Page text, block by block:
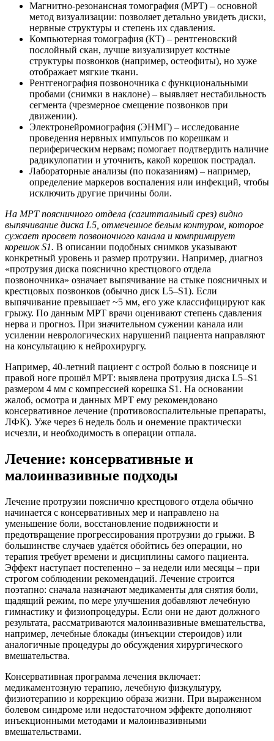
Магнитно-резонансная томография (МРТ) – основной
метод визуализации: позволяет детально увидеть диски,
нервные структуры и степень их сдавления.
Компьютерная томография (КТ) – рентгеновский
послойный скан, лучше визуализирует костные
структуры позвонков (например, остеофиты), но хуже
отображает мягкие ткани.
Рентгенография позвоночника с функциональными
пробами (снимки в наклоне) – выявляет нестабильность
сегмента (чрезмерное смещение позвонков при
движении).
Электронейромиография (ЭНМГ) – исследование
проведения нервных импульсов по корешкам и
периферическим нервам; помогает подтвердить наличие
радикулопатии и уточнить, какой корешок пострадал.
Лабораторные анализы (по показаниям) – например,
определение маркеров воспаления или инфекций, чтобы
исключить другие причины боли.
На МРТ поясничного отдела (сагиттальный срез) видно
выпячивание диска L5, отмеченное белым контуром, которое
сужает просвет позвоночного канала и компримирует
корешок S1. В описании подобных снимков указывают
конкретный уровень и размер протрузии. Например, диагноз
«протрузия диска пояснично крестцового отдела
позвоночника» означает выпячивание на стыке поясничных и
крестцовых позвонков (обычно диск L5–S1). Если
выпячивание превышает ~5 мм, его уже классифицируют как
грыжу. По данным МРТ врачи оценивают степень сдавления
нерва и прогноз. При значительном сужении канала или
усилении неврологических нарушений пациента направляют
на консультацию к нейрохирургу.
Например, 40-летний пациент с острой болью в пояснице и
правой ноге прошёл МРТ: выявлена протрузия диска L5–S1
размером 4 мм с компрессией корешка S1. На основании
жалоб, осмотра и данных МРТ ему рекомендовано
консервативное лечение (противовоспалительные препараты,
ЛФК). Уже через 6 недель боль и онемение практически
исчезли, и необходимость в операции отпала.
Лечение: консервативные и
малоинвазивные подходы
Лечение протрузии пояснично крестцового отдела обычно
начинается с консервативных мер и направлено на
уменьшение боли, восстановление подвижности и
предотвращение прогрессирования протрузии до грыжи. В
большинстве случаев удаётся обойтись без операции, но
терапия требует времени и дисциплины самого пациента.
Эффект наступает постепенно – за недели или месяцы – при
строгом соблюдении рекомендаций. Лечение строится
поэтапно: сначала назначают медикаменты для снятия боли,
щадящий режим, по мере улучшения добавляют лечебную
гимнастику и физиопроцедуры. Если они не дают должного
результата, рассматриваются малоинвазивные вмешательства,
например, лечебные блокады (инъекции стероидов) или
аналогичные процедуры до обсуждения хирургического
вмешательства.
Консервативная программа лечения включает:
медикаментозную терапию, лечебную физкультуру,
физиотерапию и коррекцию образа жизни. При выраженном
болевом синдроме или недостаточном эффекте дополняют
инъекционными методами и малоинвазивными
вмешательствами.